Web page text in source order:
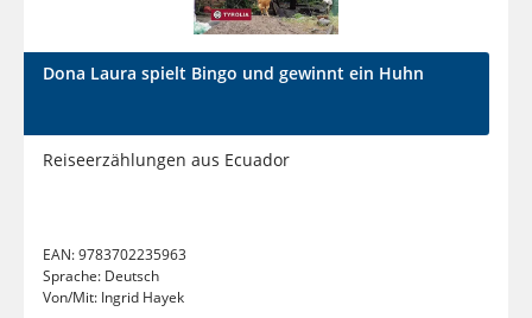
Dona Laura spielt Bingo und gewinnt ein Huhn
Reiseerzählungen aus Ecuador
EAN:9783702235963
Sprache: Deutsch
Von/Mit: Ingrid Hayek